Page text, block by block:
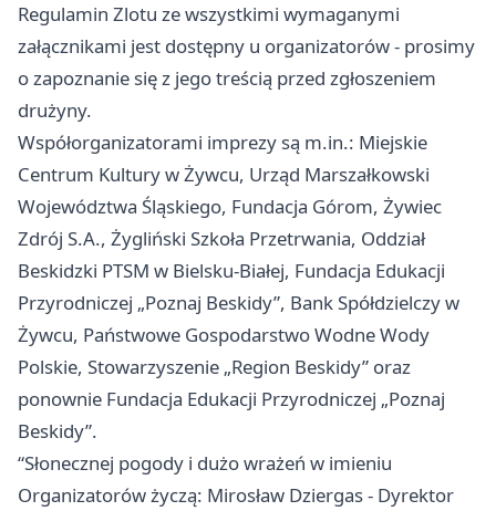
Regulamin Zlotu ze wszystkimi wymaganymi
załącznikami jest dostępny u organizatorów - prosimy
o zapoznanie się z jego treścią przed zgłoszeniem
drużyny.
Współorganizatorami imprezy są m.in.: Miejskie
Centrum Kultury w Żywcu, Urząd Marszałkowski
Województwa Śląskiego, Fundacja Górom, Żywiec
Zdrój S.A., Żygliński Szkoła Przetrwania, Oddział
Beskidzki PTSM w Bielsku-Białej, Fundacja Edukacji
Przyrodniczej „Poznaj Beskidy”, Bank Spółdzielczy w
Żywcu, Państwowe Gospodarstwo Wodne Wody
Polskie, Stowarzyszenie „Region Beskidy” oraz
ponownie Fundacja Edukacji Przyrodniczej „Poznaj
Beskidy”.
“Słonecznej pogody i dużo wrażeń w imieniu
Organizatorów życzą: Mirosław Dziergas - Dyrektor